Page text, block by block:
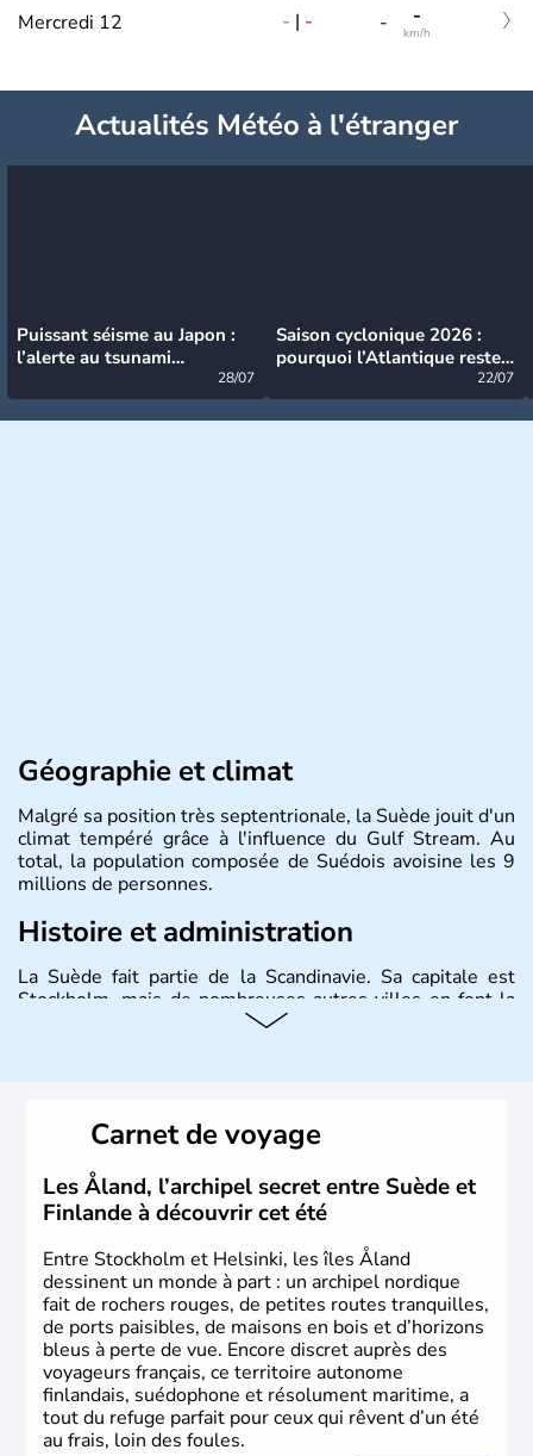
Mercredi 12 - | - - -
km/h
Actualités Météo à l'étranger
Puissant séisme au Japon :
l’alerte au tsunami
28/07
Saison cyclonique 2026 :
pourquoi l’Atlantique reste
22/07
Géographie et climat
Malgré sa position très septentrionale, la Suède jouit d'un
climat tempéré grâce à l'influence du Gulf Stream. Au
total, la population composée de Suédois avoisine les 9
millions de personnes.
Histoire et administration
La Suède fait partie de la Scandinavie. Sa capitale est
Stockholm, mais de nombreuses autres villes en font la
renommée comme Malmö et Göteborg. Elle fait partie de
de cuivre et de bois.
Carnet de voyage
Les Åland, l’archipel secret entre Suède et
Finlande à découvrir cet été
Entre Stockholm et Helsinki, les îles Åland
dessinent un monde à part : un archipel nordique
fait de rochers rouges, de petites routes tranquilles,
de ports paisibles, de maisons en bois et d’horizons
bleus à perte de vue. Encore discret auprès des
voyageurs français, ce territoire autonome
finlandais, suédophone et résolument maritime, a
tout du refuge parfait pour ceux qui rêvent d’un été
au frais, loin des foules.